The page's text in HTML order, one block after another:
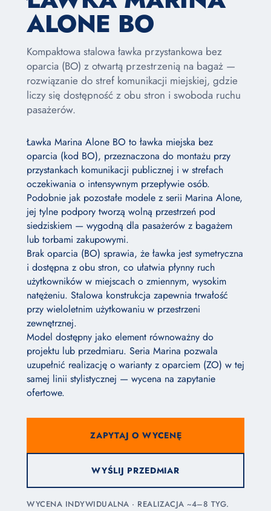
ALONE BO
Kompaktowa stalowa ławka przystankowa bez
oparcia (BO) z otwartą przestrzenią na bagaż —
rozwiązanie do stref komunikacji miejskiej, gdzie
liczy się dostępność z obu stron i swoboda ruchu
pasażerów.
Ławka Marina Alone BO to ławka miejska bez
oparcia (kod BO), przeznaczona do montażu przy
przystankach komunikacji publicznej i w strefach
oczekiwania o intensywnym przepływie osób.
Podobnie jak pozostałe modele z serii Marina Alone,
jej tylne podpory tworzą wolną przestrzeń pod
siedziskiem — wygodną dla pasażerów z bagażem
lub torbami zakupowymi.
Brak oparcia (BO) sprawia, że ławka jest symetryczna
i dostępna z obu stron, co ułatwia płynny ruch
użytkowników w miejscach o zmiennym, wysokim
natężeniu. Stalowa konstrukcja zapewnia trwałość
przy wieloletnim użytkowaniu w przestrzeni
zewnętrznej.
Model dostępny jako element równoważny do
projektu lub przedmiaru. Seria Marina pozwala
uzupełnić realizację o warianty z oparciem (ZO) w tej
samej linii stylistycznej — wycena na zapytanie
ofertowe.
ZAPYTAJ O WYCENĘ
WYŚLIJ PRZEDMIAR
WYCENA INDYWIDUALNA · REALIZACJA ~4–8 TYG.